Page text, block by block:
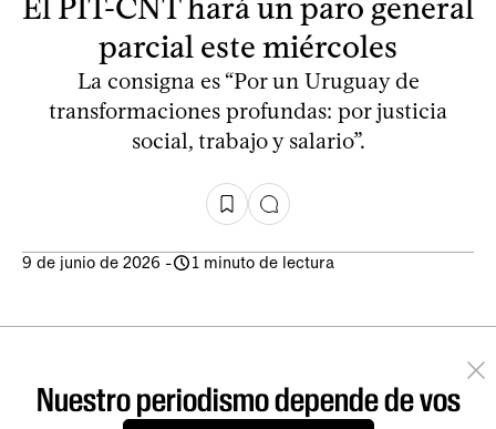
parcial este miércoles
La consigna es “Por un Uruguay de
transformaciones profundas: por justicia
social, trabajo y salario”.
9 de junio de 2026 - 1 minuto de lectura
Nuestro periodismo depende de vos